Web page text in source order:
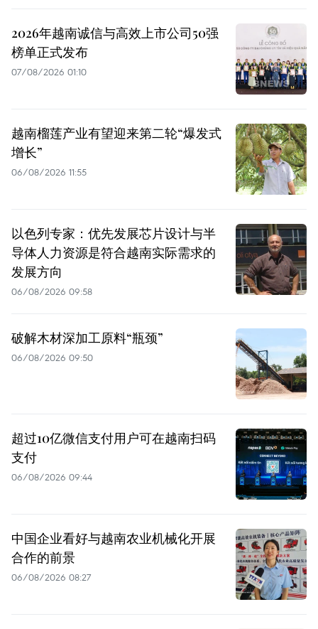
2026年越南诚信与高效上市公司50强
榜单正式发布
07/08/2026 01:10
越南榴莲产业有望迎来第二轮“爆发式
增长”
06/08/2026 11:55
以色列专家：优先发展芯片设计与半
导体人力资源是符合越南实际需求的
发展方向
06/08/2026 09:58
破解木材深加工原料“瓶颈”
06/08/2026 09:50
超过10亿微信支付用户可在越南扫码
支付
06/08/2026 09:44
中国企业看好与越南农业机械化开展
合作的前景
06/08/2026 08:27